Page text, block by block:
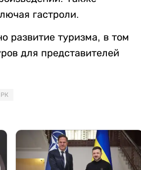
гастроли.
развитие туризма, в том
для представителей